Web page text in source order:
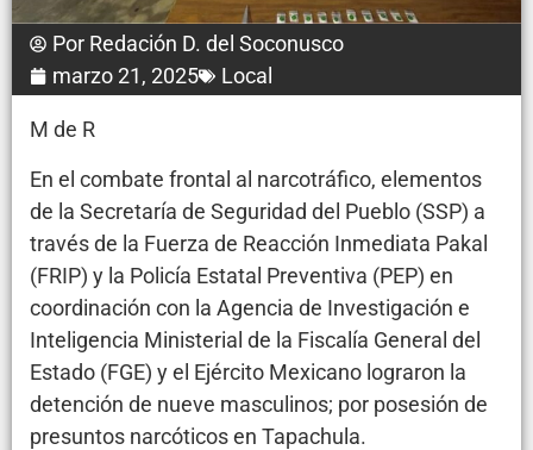
Por Redación D. del Soconusco
marzo 21, 2025
Local
M de R
En el combate frontal al narcotráfico, elementos
de la Secretaría de Seguridad del Pueblo (SSP) a
través de la Fuerza de Reacción Inmediata Pakal
(FRIP) y la Policía Estatal Preventiva (PEP) en
coordinación con la Agencia de Investigación e
Inteligencia Ministerial de la Fiscalía General del
Estado (FGE) y el Ejército Mexicano lograron la
detención de nueve masculinos; por posesión de
presuntos narcóticos en Tapachula.